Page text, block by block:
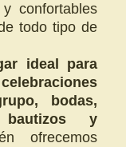
confortables
todo tipo de
ideal para
bodas,
bautizos y
ofrecemos